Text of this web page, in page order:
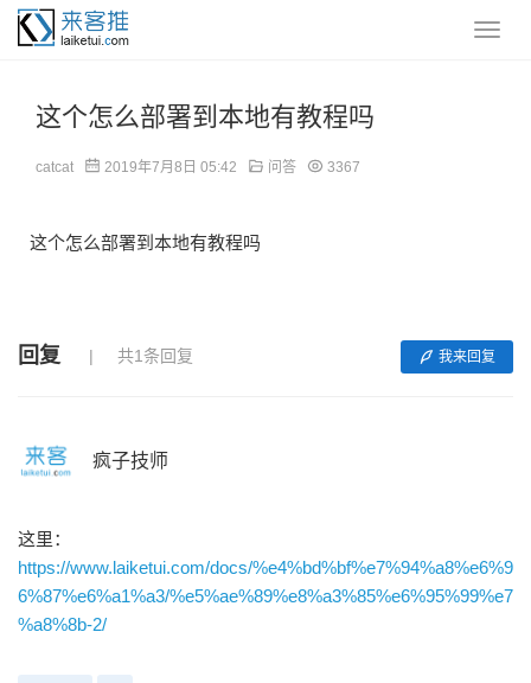
这个怎么部署到本地有教程吗
catcat 2019年7月8日 05:42 问答 3367
这个怎么部署到本地有教程吗
回复 共1条回复 我来回复
疯子技师
这里：
https://www.laiketui.com/docs/%e4%bd%bf%e7%94%a8%e6%9
6%87%e6%a1%a3/%e5%ae%89%e8%a3%85%e6%95%99%e7
%a8%8b-2/